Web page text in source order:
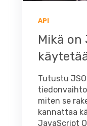
API
Mikä on
Tutustu
miten se
kannattaa
JavaScript